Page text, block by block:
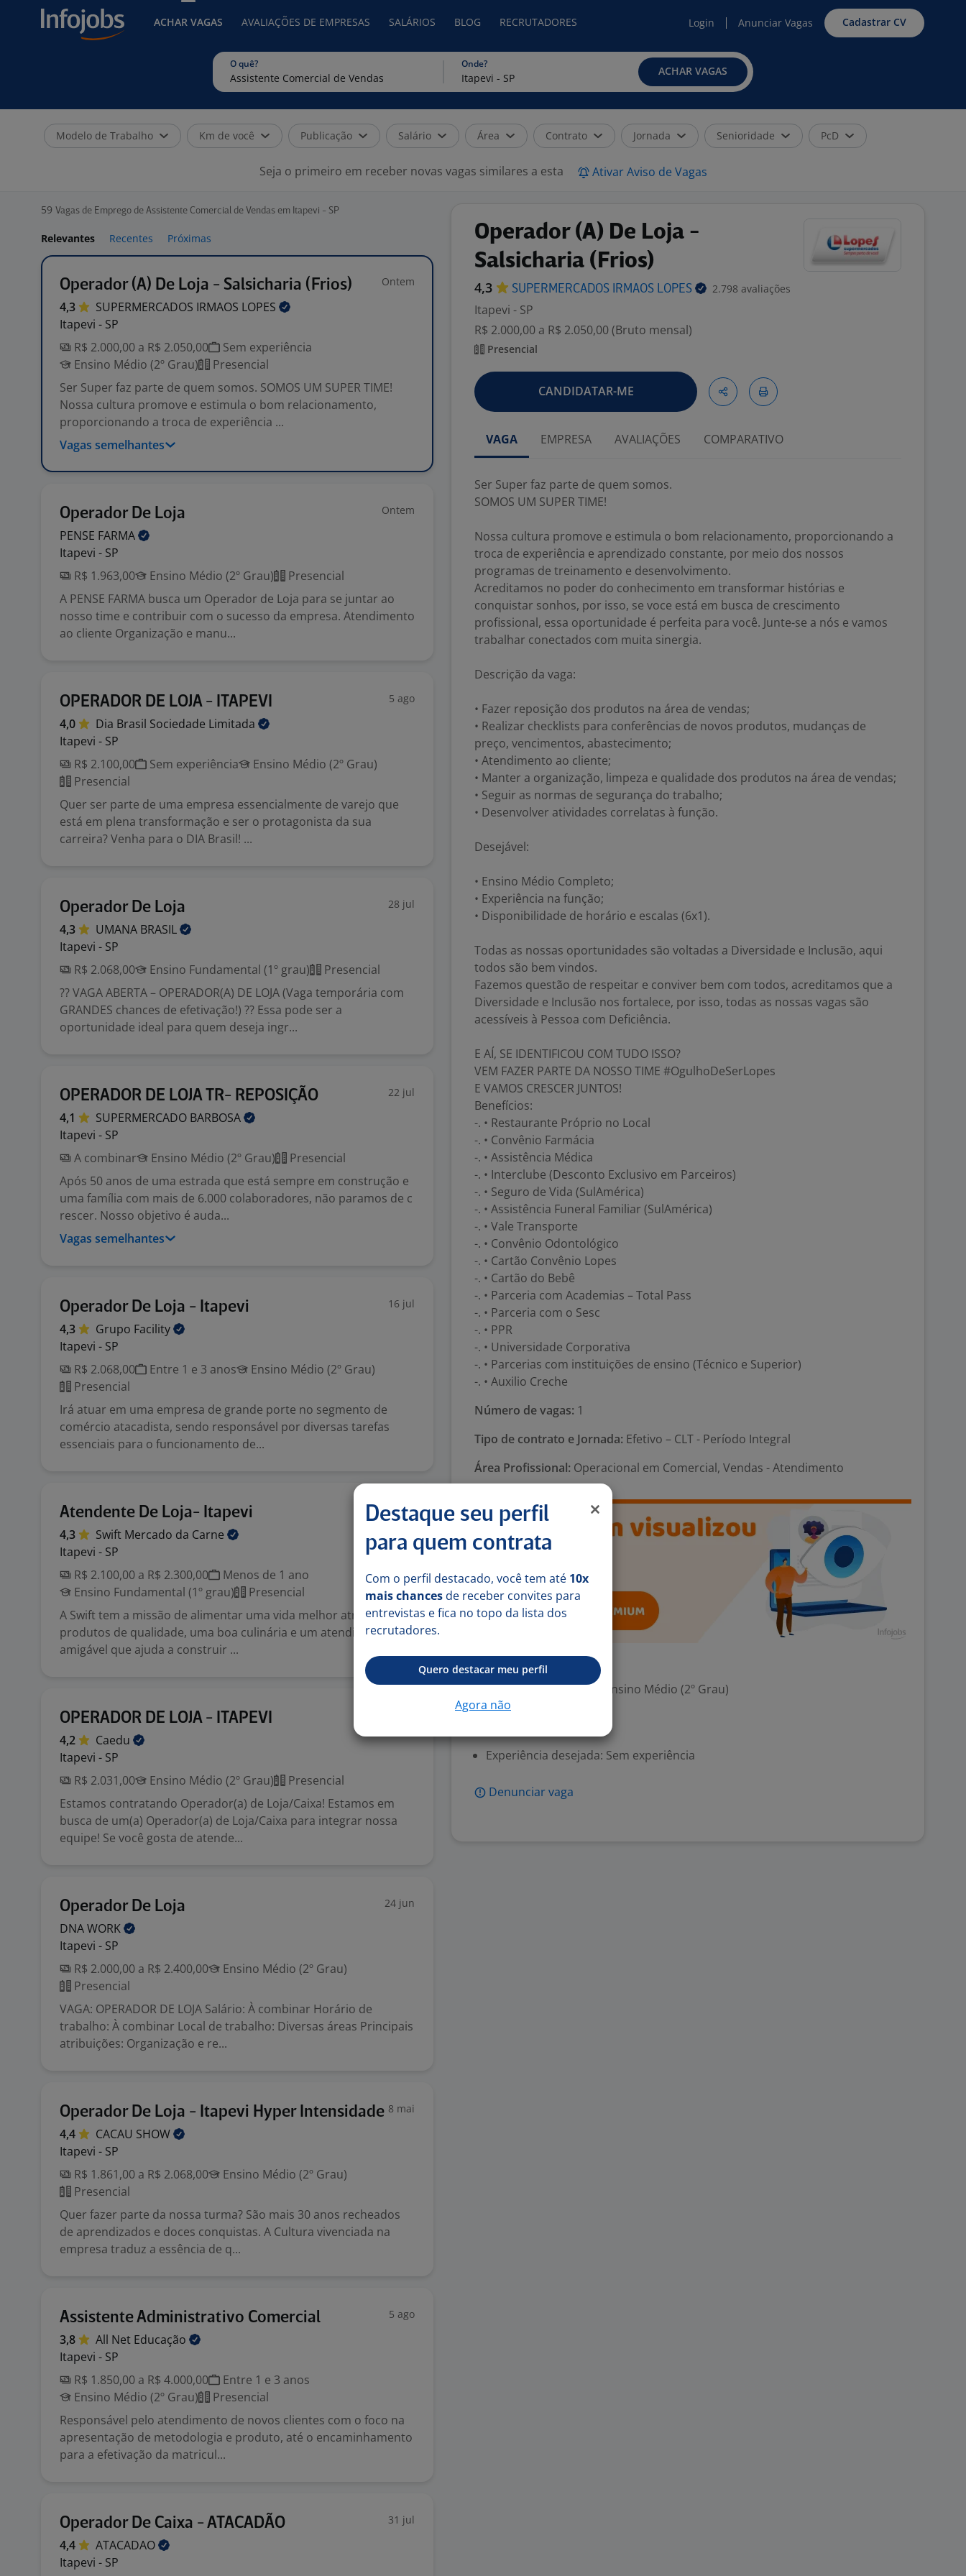
ACHAR VAGAS AVALIAÇÕES DE EMPRESAS SALÁRIOS BLOG RECRUTADORES Login Anunciar Vagas Cadastrar CV
O quê? Onde?
ACHAR VAGAS
Modelo de Trabalho Km de você Publicação Salário Área Contrato Jornada Senioridade PcD
Seja o primeiro em receber novas vagas similares a esta Ativar Aviso de Vagas
59 Vagas de Emprego de Assistente Comercial de Vendas em Itapevi - SP
Relevantes Recentes Próximas
Operador (A) De Loja - Salsicharia (Frios) Ontem
4,3 SUPERMERCADOS IRMAOS LOPES
Itapevi - SP
R$ 2.000,00 a R$ 2.050,00
Sem experiência
Ensino Médio (2º Grau)
Presencial
Ser Super faz parte de quem somos. SOMOS UM SUPER TIME!
Nossa cultura promove e estimula o bom relacionamento,
proporcionando a troca de experiência ...
Vagas semelhantes
Operador De Loja Ontem
PENSE FARMA
Itapevi - SP
R$ 1.963,00
Ensino Médio (2º Grau)
Presencial
A PENSE FARMA busca um Operador de Loja para se juntar ao
nosso time e contribuir com o sucesso da empresa. Atendimento
ao cliente Organização e manu...
OPERADOR DE LOJA - ITAPEVI 5 ago
4,0 Dia Brasil Sociedade Limitada
Itapevi - SP
R$ 2.100,00
Sem experiência
Ensino Médio (2º Grau)
Presencial
Quer ser parte de uma empresa essencialmente de varejo que
está em plena transformação e ser o protagonista da sua
carreira? Venha para o DIA Brasil! ...
Operador De Loja 28 jul
4,3 UMANA BRASIL
Itapevi - SP
R$ 2.068,00
Ensino Fundamental (1º grau)
Presencial
?? VAGA ABERTA – OPERADOR(A) DE LOJA (Vaga temporária com
GRANDES chances de efetivação!) ?? Essa pode ser a
oportunidade ideal para quem deseja ingr...
OPERADOR DE LOJA TR- REPOSIÇÃO 22 jul
4,1 SUPERMERCADO BARBOSA
Itapevi - SP
A combinar
Ensino Médio (2º Grau)
Presencial
Após 50 anos de uma estrada que está sempre em construção e
uma família com mais de 6.000 colaboradores, não paramos de c
rescer. Nosso objetivo é auda...
Vagas semelhantes
Operador De Loja - Itapevi 16 jul
4,3 Grupo Facility
Itapevi - SP
R$ 2.068,00
Entre 1 e 3 anos
Ensino Médio (2º Grau)
Presencial
Irá atuar em uma empresa de grande porte no segmento de
comércio atacadista, sendo responsável por diversas tarefas
essenciais para o funcionamento de...
Atendente De Loja- Itapevi 26 jun
4,3 Swift Mercado da Carne
Itapevi - SP
R$ 2.100,00 a R$ 2.300,00
Menos de 1 ano
Ensino Fundamental (1º grau)
Presencial
A Swift tem a missão de alimentar uma vida melhor através de
produtos de qualidade, uma boa culinária e um atendimento
amigável que ajuda a construir ...
OPERADOR DE LOJA - ITAPEVI
4,2
Caedu
Itapevi - SP
R$ 2.031,00
Ensino Médio (2º Grau)
Presencial
Estamos contratando Operador(a) de Loja/Caixa! Estamos em
busca de um(a) Operador(a) de Loja/Caixa para integrar nossa
equipe! Se você gosta de atende...
Operador De Loja 24 jun
DNAWORK
Itapevi - SP
R$ 2.000,00 a R$ 2.400,00
Ensino Médio (2º Grau)
Presencial
VAGA: OPERADOR DE LOJA Salário: À combinar Horário de
trabalho: À combinar Local de trabalho: Diversas áreas Principais
atribuições: Organização e re...
Operador De Loja - Itapevi Hyper Intensidade 8 mai
4,4 CACAU SHOW
Itapevi - SP
R$ 1.861,00 a R$ 2.068,00
Ensino Médio (2º Grau)
Presencial
Quer fazer parte da nossa turma? São mais 30 anos recheados
de aprendizados e doces conquistas. A Cultura vivenciada na
empresa traduz a essência de q...
Assistente Administrativo Comercial 5 ago
3,8 All Net Educação
Itapevi - SP
R$ 1.850,00 a R$ 4.000,00
Entre 1 e 3 anos
Ensino Médio (2º Grau)
Presencial
Responsável pelo atendimento de novos clientes com o foco na
apresentação de metodologia e produto, até o encaminhamento
para a efetivação da matricul...
Operador De Caixa - ATACADÃO 31 jul
4,4
ATACADAO
Itapevi - SP
Operador (A) De Loja -
Salsicharia (Frios)
4,3 SUPERMERCADOS IRMAOS LOPES 2.798 avaliações
Itapevi - SP
R$ 2.000,00 a R$ 2.050,00 (Bruto mensal)
Presencial
CANDIDATAR-ME
VAGA EMPRESA AVALIAÇÕES COMPARATIVO
Ser Super faz parte de quem somos.
SOMOS UM SUPER TIME!
Nossa cultura promove e estimula o bom relacionamento, proporcionando a
troca de experiência e aprendizado constante, por meio dos nossos
programas de treinamento e desenvolvimento.
Acreditamos no poder do conhecimento em transformar histórias e
conquistar sonhos, por isso, se voce está em busca de crescimento
profissional, essa oportunidade é perfeita para você. Junte-se a nós e vamos
trabalhar conectados com muita sinergia.
Descrição da vaga:
• Fazer reposição dos produtos na área de vendas;
• Realizar checklists para conferências de novos produtos, mudanças de
preço, vencimentos, abastecimento;
• Atendimento ao cliente;
• Manter a organização, limpeza e qualidade dos produtos na área de vendas;
• Seguir as normas de segurança do trabalho;
• Desenvolver atividades correlatas à função.
Desejável:
• Ensino Médio Completo;
• Experiência na função;
• Disponibilidade de horário e escalas (6x1).
Todas as nossas oportunidades são voltadas a Diversidade e Inclusão, aqui
todos são bem vindos.
Fazemos questão de respeitar e conviver bem com todos, acreditamos que a
Diversidade e Inclusão nos fortalece, por isso, todas as nossas vagas são
acessíveis à Pessoa com Deficiência.
E AÍ, SE IDENTIFICOU COM TUDO ISSO?
VEM FAZER PARTE DA NOSSO TIME #OgulhoDeSerLopes
E VAMOS CRESCER JUNTOS!
Benefícios:
-. • Restaurante Próprio no Local
-. • Convênio Farmácia
-. • Assistência Médica
-. • Interclube (Desconto Exclusivo em Parceiros)
-. • Seguro de Vida (SulAmérica)
-. • Assistência Funeral Familiar (SulAmérica)
-. • Vale Transporte
-. • Convênio Odontológico
-. • Cartão Convênio Lopes
-. • Cartão do Bebê
-. • Parceria com Academias – Total Pass
-. • Parceria com o Sesc
-. • PPR
-. • Universidade Corporativa
-. • Parcerias com instituições de ensino (Técnico e Superior)
-. • Auxilio Creche
Número de vagas: 1
Tipo de contrato e Jornada: Efetivo – CLT - Período Integral
Área Profissional: Operacional em Comercial, Vendas - Atendimento
Escolaridade Mínima: Ensino Médio (2º Grau)
Experiência desejada: Sem experiência
Denunciar vaga
Destaque seu perfil
para quem contrata
Com o perfil destacado, você tem até 10x
mais chances de receber convites para
entrevistas e fica no topo da lista dos
recrutadores.
Quero destacar meu perfil
Agora não